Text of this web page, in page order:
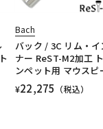
Bach
バック / 3C リム・イ
ナー ReST-M2加工
ンペット用 マウスピ
¥22,275 （税込）